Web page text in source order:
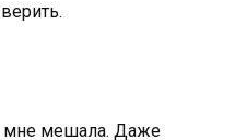
мешала. Даже